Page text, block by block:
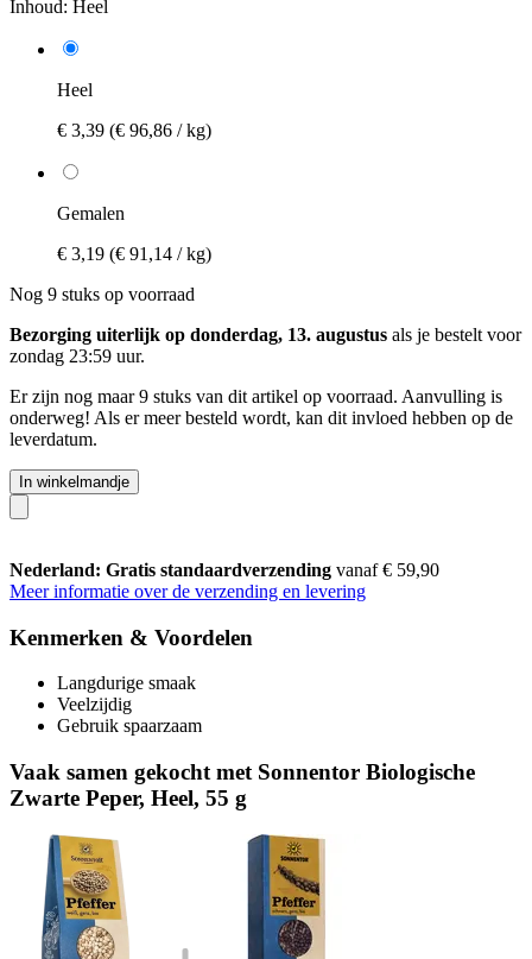
Inhoud: Heel
Heel
€ 3,39 (€ 96,86 / kg)
Gemalen
€ 3,19 (€ 91,14 / kg)
Nog 9 stuks op voorraad
Bezorging uiterlijk op donderdag, 13. augustus als je bestelt voor
zondag 23:59 uur.
Er zijn nog maar 9 stuks van dit artikel op voorraad. Aanvulling is
onderweg! Als er meer besteld wordt, kan dit invloed hebben op de
leverdatum.
In winkelmandje
Nederland: Gratis standaardverzending vanaf € 59,90
Meer informatie over de verzending en levering
Kenmerken & Voordelen
Langdurige smaak
Veelzijdig
Gebruik spaarzaam
Vaak samen gekocht met Sonnentor Biologische
Zwarte Peper, Heel, 55 g